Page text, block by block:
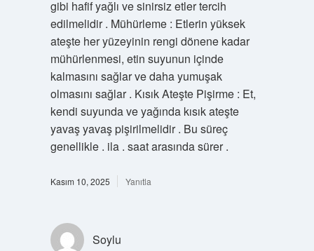
gibi hafif yağlı ve sinirsiz etler tercih
edilmelidir . Mühürleme : Etlerin yüksek
ateşte her yüzeyinin rengi dönene kadar
mühürlenmesi, etin suyunun içinde
kalmasını sağlar ve daha yumuşak
olmasını sağlar . Kısık Ateşte Pişirme : Et,
kendi suyunda ve yağında kısık ateşte
yavaş yavaş pişirilmelidir . Bu süreç
genellikle . ila . saat arasında sürer .
Kasım 10, 2025 Yanıtla
Soylu